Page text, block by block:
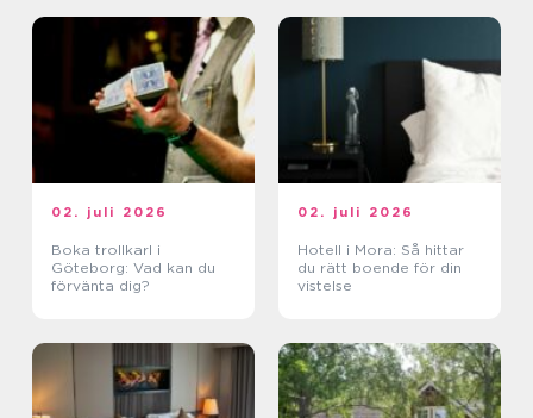
02. juli 2026
Boka trollkarl i
Göteborg: Vad kan du
förvänta dig?
02. juli 2026
Hotell i Mora: Så hittar
du rätt boende för din
vistelse